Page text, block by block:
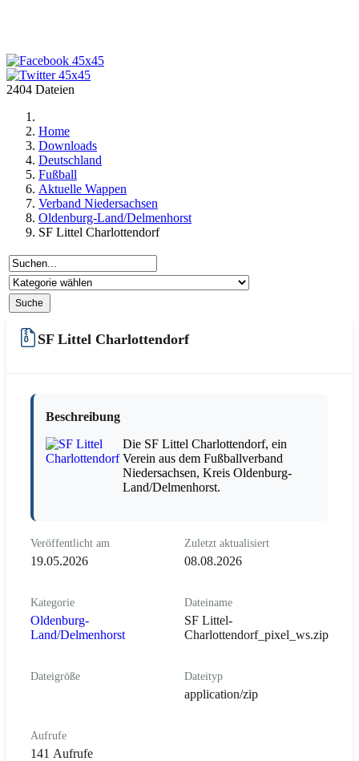
2404 Dateien
Home
Downloads
Deutschland
Fußball
Aktuelle Wappen
Verband Niedersachsen
Oldenburg-Land/Delmenhorst
SF Littel Charlottendorf
SF Littel Charlottendorf
Beschreibung
Die SF Littel Charlottendorf, ein
Verein aus dem Fußballverband
Niedersachsen, Kreis Oldenburg-
Land/Delmenhorst.
Veröffentlicht am
19.05.2026
Zuletzt aktualisiert
08.08.2026
Kategorie
Oldenburg-
Land/Delmenhorst
Dateiname
SF Littel-
Charlottendorf_pixel_ws.zip
Dateigröße Dateityp
application/zip
Aufrufe
141 Aufrufe